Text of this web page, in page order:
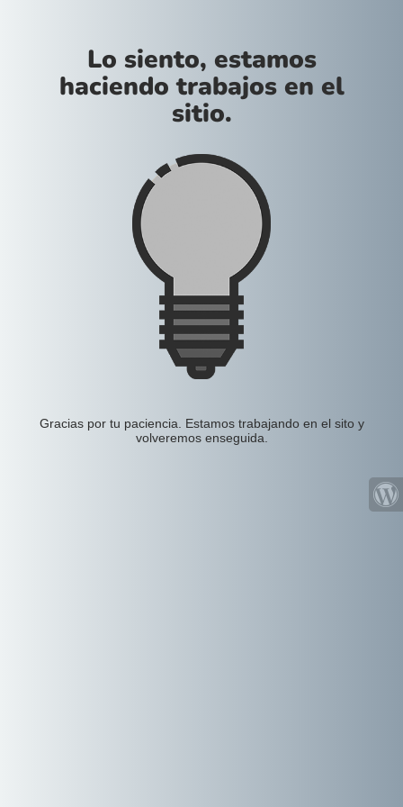
Lo siento, estamos
haciendo trabajos en el
sitio.
Gracias por tu paciencia. Estamos trabajando en el sito y
volveremos enseguida.